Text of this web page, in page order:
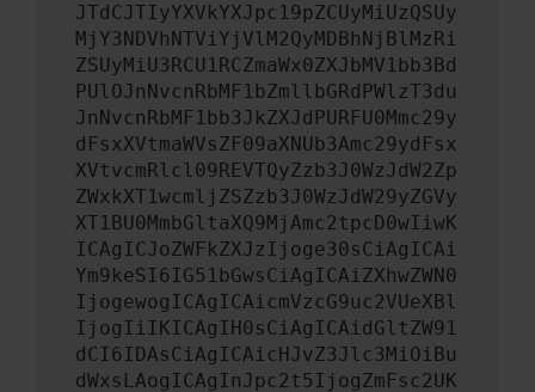
JTdCJTIyYXVkYXJpc19pZCUyMiUzQSUy
MjY3NDVhNTViYjVlM2QyMDBhNjBlMzRi
ZSUyMiU3RCU1RCZmaWx0ZXJbMV1bb3Bd
PUlOJnNvcnRbMF1bZmllbGRdPWlzT3du
JnNvcnRbMF1bb3JkZXJdPURFU0Mmc29y
dFsxXVtmaWVsZF09aXNUb3Amc29ydFsx
XVtvcmRlcl09REVTQyZzb3J0WzJdW2Zp
ZWxkXT1wcmljZSZzb3J0WzJdW29yZGVy
XT1BU0MmbGltaXQ9MjAmc2tpcD0wIiwK
ICAgICJoZWFkZXJzIjoge30sCiAgICAi
Ym9keSI6IG51bGwsCiAgICAiZXhwZWN0
IjogewogICAgICAicmVzcG9uc2VUeXBl
IjogIiIKICAgIH0sCiAgICAidGltZW91
dCI6IDAsCiAgICAicHJvZ3Jlc3MiOiBu
dWxsLAogICAgInJpc2t5IjogZmFsc2UK